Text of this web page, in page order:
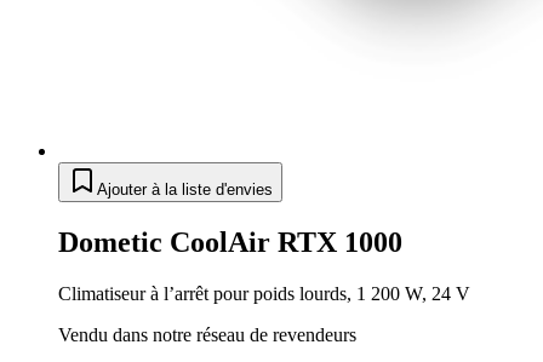
Ajouter à la liste d'envies
Dometic CoolAir RTX 1000
Climatiseur à l’arrêt pour poids lourds, 1 200 W, 24 V
Vendu dans notre réseau de revendeurs